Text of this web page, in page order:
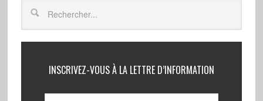
INSCRIVEZ-VOUS À LA LETTRE D’INFORMATION